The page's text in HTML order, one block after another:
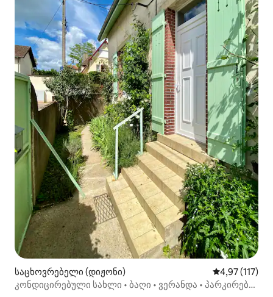
საცხოვრებელი (დიჟონი) საშუალო
4,97 (117)
კონდიცირებული სახლი • ბაღი • ვერანდა • პარკირების